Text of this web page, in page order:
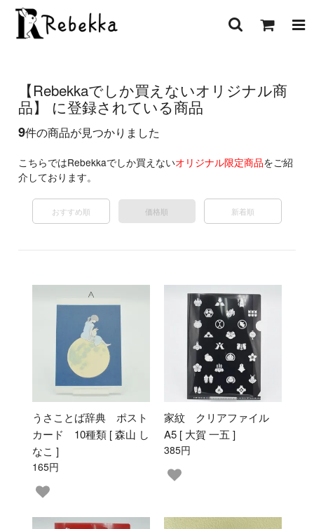
【Rebekkaでしか買えないオリジナル商
品】 に登録されている商品
9件の商品が見つかりました
こちらではRebekkaでしか買えないオリジナル限定商品をご紹
介しております。
おすすめ順 価格順 新着順
うさことば辞典 ポスト
カード 10種類 [ 森山 し
なこ ]
165円
家紋 クリアファイル
A5 [ 大賀 一五 ]
385円